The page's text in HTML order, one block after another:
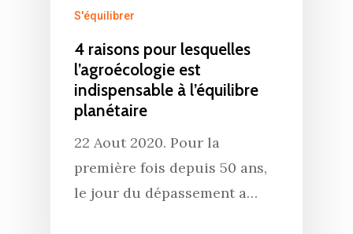
S'équilibrer
4 raisons pour lesquelles
l’agroécologie est
indispensable à l’équilibre
planétaire
22 Aout 2020. Pour la
première fois depuis 50 ans,
le jour du dépassement a…